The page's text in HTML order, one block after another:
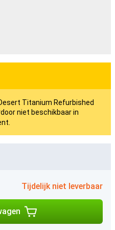
Titanium Refurbished
niet beschikbaar in
Tijdelijk niet leverbaar